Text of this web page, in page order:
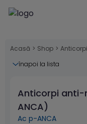
Acasă > Shop >
înapoi la lista
Anticorpi anti-
ANCA)
Ac p-ANCA